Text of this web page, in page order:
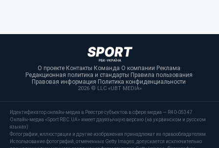
О проекте·Контакты·Команда·О компании·Реклама·
Редакционная политика и стандарты·Правила пользования·
Правовая информация·Политика конфиденциальности·
2026 © LLC «UBT MEDIA»
Идентификатор онлайн-медиа в Реестре субъектов в сфере медиа — R40-05347
Онлайн-медиа «Sport RBC.UA» имеет двуязычную версию (на украинском и русском
языках).
Фотографии, иллюстрации и другие изображения принадлежат их правообладателям.
Использование фотографий, отмеченных Getty Images, допускается исключительно